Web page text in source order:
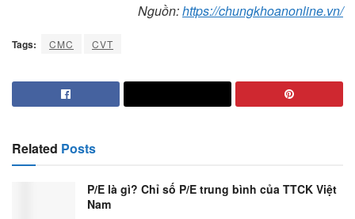
Nguồn:https://chungkhoanonline.vn/
Tags: CMC CVT
Related Posts
P/E là gì? Chỉ số P/E trung bình của TTCK Việt
Nam